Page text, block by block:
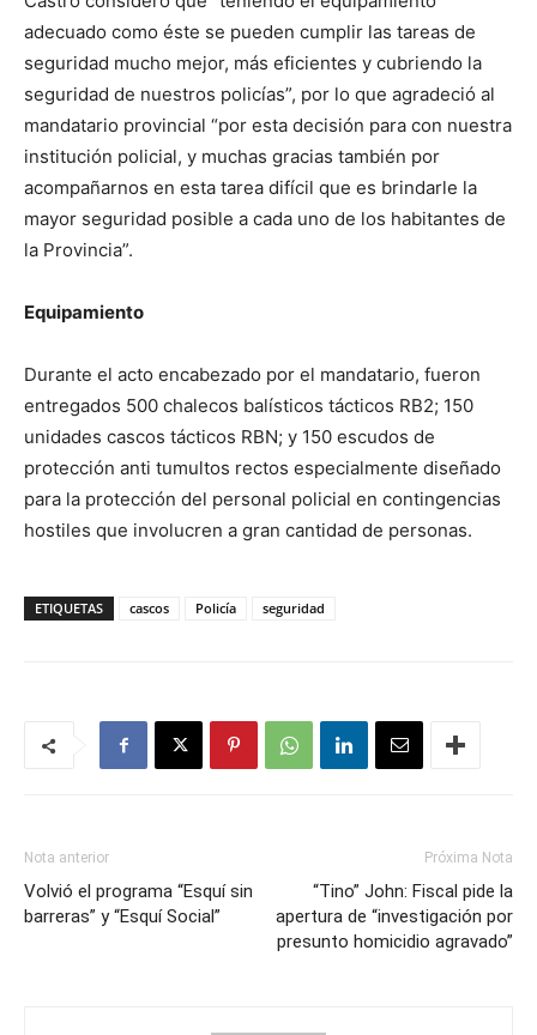
adecuado como éste se pueden cumplir las tareas de
seguridad mucho mejor, más eficientes y cubriendo la
seguridad de nuestros policías”, por lo que agradeció al
mandatario provincial “por esta decisión para con nuestra
institución policial, y muchas gracias también por
acompañarnos en esta tarea difícil que es brindarle la
mayor seguridad posible a cada uno de los habitantes de
la Provincia”.
Equipamiento
Durante el acto encabezado por el mandatario, fueron
entregados 500 chalecos balísticos tácticos RB2; 150
unidades cascos tácticos RBN; y 150 escudos de
protección anti tumultos rectos especialmente diseñado
para la protección del personal policial en contingencias
hostiles que involucren a gran cantidad de personas.
ETIQUETAS cascos Policía seguridad
Nota anterior
Volvió el programa “Esquí sin
barreras” y “Esquí Social”
Próxima Nota
“Tino” John: Fiscal pide la
apertura de “investigación por
presunto homicidio agravado”